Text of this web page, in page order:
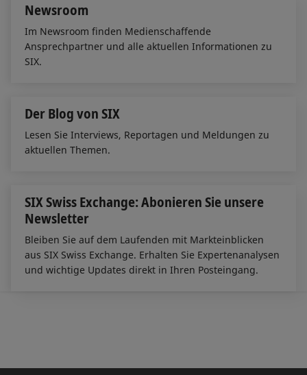
Newsroom
Im Newsroom finden Medienschaffende
Ansprechpartner und alle aktuellen Informationen zu
SIX.
Der Blog von SIX
Lesen Sie Interviews, Reportagen und Meldungen zu
aktuellen Themen.
SIX Swiss Exchange: Abonieren Sie unsere
Newsletter
Bleiben Sie auf dem Laufenden mit Markteinblicken
aus SIX Swiss Exchange. Erhalten Sie Expertenanalysen
und wichtige Updates direkt in Ihren Posteingang.